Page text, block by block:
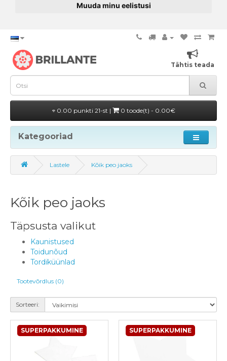
Muuda minu eelistusi
Tähtis teada
0.00 punkti 21-st | 0 toode(t) - 0.00€
Kategooriad
Lastele Kõik peo jaoks
Kõik peo jaoks
Täpsusta valikut
Kaunistused
Toidunõud
Tordiküünlad
Tootevõrdlus (0)
Sorteeri:
SUPERPAKKUMINE SUPERPAKKUMINE